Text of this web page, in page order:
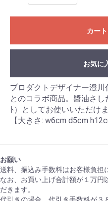
カー
お気に
プロダクトデザイナー澄
とのコラボ商品。醬油さ
ﾄ）としてお使いいただけま
【大きさ: w6cm d5cm
お願い
送料、振込み手数料はお客様負担
なお、お買い上げ合計額が１万円
だきます。